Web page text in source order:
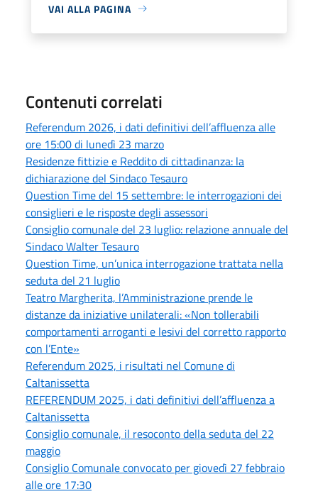
VAI ALLA PAGINA
Contenuti correlati
Referendum 2026, i dati definitivi dell’affluenza alle
ore 15:00 di lunedì 23 marzo
Residenze fittizie e Reddito di cittadinanza: la
dichiarazione del Sindaco Tesauro
Question Time del 15 settembre: le interrogazioni dei
consiglieri e le risposte degli assessori
Consiglio comunale del 23 luglio: relazione annuale del
Sindaco Walter Tesauro
Question Time, un’unica interrogazione trattata nella
seduta del 21 luglio
Teatro Margherita, l’Amministrazione prende le
distanze da iniziative unilaterali: «Non tollerabili
comportamenti arroganti e lesivi del corretto rapporto
con l’Ente»
Referendum 2025, i risultati nel Comune di
Caltanissetta
REFERENDUM 2025, i dati definitivi dell’affluenza a
Caltanissetta
Consiglio comunale, il resoconto della seduta del 22
maggio
Consiglio Comunale convocato per giovedì 27 febbraio
alle ore 17:30